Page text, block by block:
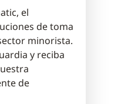
el
de toma
minorista.
y reciba
de